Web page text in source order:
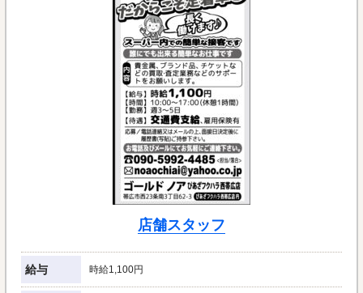
店舗スタッフ
給与 時給1,100円